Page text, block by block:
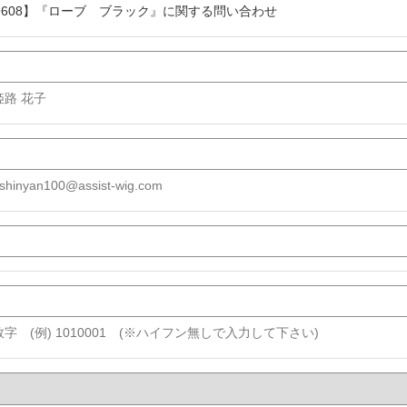
】『ローブ ブラック』に関する問い合わせ
路 花子
wig.com
字 (例) 1010001 (※ハイフン無しで入力して下さい)